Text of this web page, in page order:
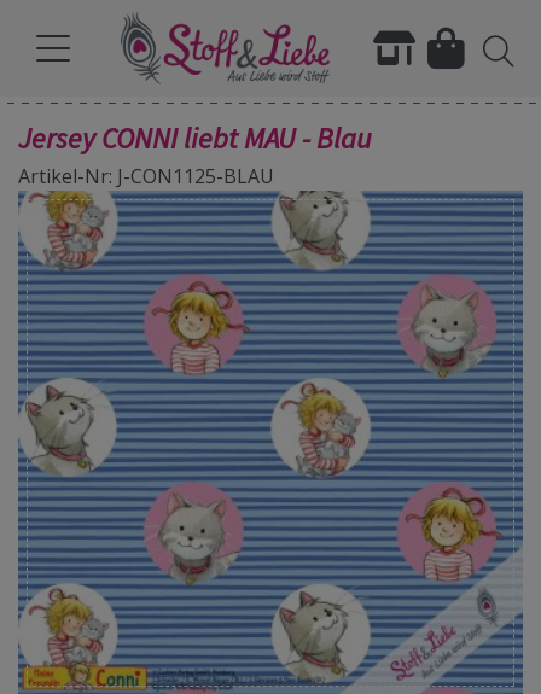
Jersey CONNI liebt MAU - Blau
Artikel-Nr: J-CON1125-BLAU